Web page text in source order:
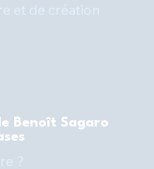
Benoît Sagaro